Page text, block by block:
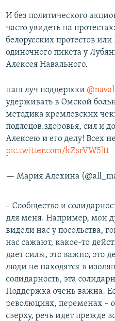
И без политического
часто увидеть на
белорусских протестов
одиночного пикета у
Алексея Навального.
наш луч поддержки
удерживать в Омской
методика кремлевских
подлецов.здоровья, сил и
Алексею и его делу! Всех не
pic.twitter.com/kZsrVW5ltt
— Мария Алехина
– Сообщество и
для меня. Например, мои
видели нас у посольства,
нас сажают, какое-то
дает силы, это важно, это
люди не находятся в
солидарность, эта
Поддержка очень важна.
революциях, переменах –
сверху, речь идет прежде